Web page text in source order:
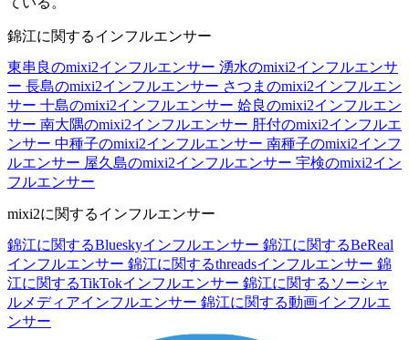
錦江に関するインフルエンサー
東串良のmixi2インフルエンサー 湧水のmixi2インフルエンサ
ー 長島のmixi2インフルエンサー さつまのmixi2インフルエン
サー 十島のmixi2インフルエンサー 姶良のmixi2インフルエン
サー 南大隅のmixi2インフルエンサー 肝付のmixi2インフルエ
ンサー 中種子のmixi2インフルエンサー 南種子のmixi2インフ
ルエンサー 屋久島のmixi2インフルエンサー 宇検のmixi2イン
フルエンサー
mixi2に関するインフルエンサー
錦江に関するBlueskyインフルエンサー 錦江に関するBeReal
インフルエンサー 錦江に関するthreadsインフルエンサー 錦
江に関するTikTokインフルエンサー 錦江に関するソーシャ
ルメディアインフルエンサー 錦江に関する動画インフルエ
ンサー